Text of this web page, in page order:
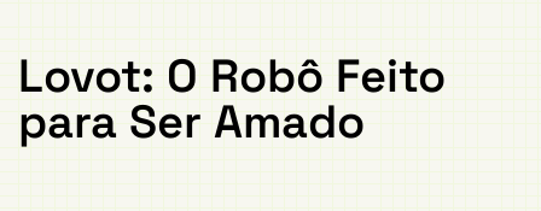
Lovot: O Robô Feito
para Ser Amado